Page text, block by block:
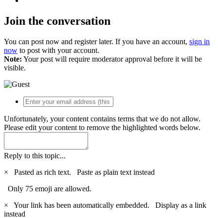
Join the conversation
You can post now and register later. If you have an account, sign in
now to post with your account.
Note: Your post will require moderator approval before it will be
visible.
Unfortunately, your content contains terms that we do not allow.
Please edit your content to remove the highlighted words below.
Reply to this topic...
×
Pasted as rich text. Paste as plain text instead
Only 75 emoji are allowed.
×
Your link has been automatically embedded. Display as a link
instead